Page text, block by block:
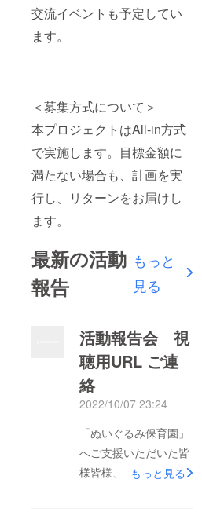
交流イベントも予定してい
ます。
＜募集方式について＞
本プロジェクトはAll-in方式
で実施します。目標金額に
満たない場合も、計画を実
行し、リターンをお届けし
ます。
最新の活動
報告
もっと
見る
活動報告会 視
聴用URL ご連
絡
2022/10/07 23:24
「ぬいぐるみ保育園」
へご支援いただいた皆
様皆様、ごきげんよ
もっと見る